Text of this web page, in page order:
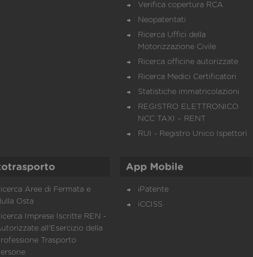
Verifica copertura RCA
Neopatentati
Ricerca Uffici della
Motorizzazione Civile
Ricerca officine autorizzate
Ricerca Medici Certificatori
Statistiche immatricolazioni
REGISTRO ELETTRONICO
NCC TAXI – RENT
RUI - Registro Unico Ispettori
Aree di Fermata e
Osta
Imprese Iscritte REN -
all'Esercizio della
Trasporto
App Mobile
iPatente
iCCISS